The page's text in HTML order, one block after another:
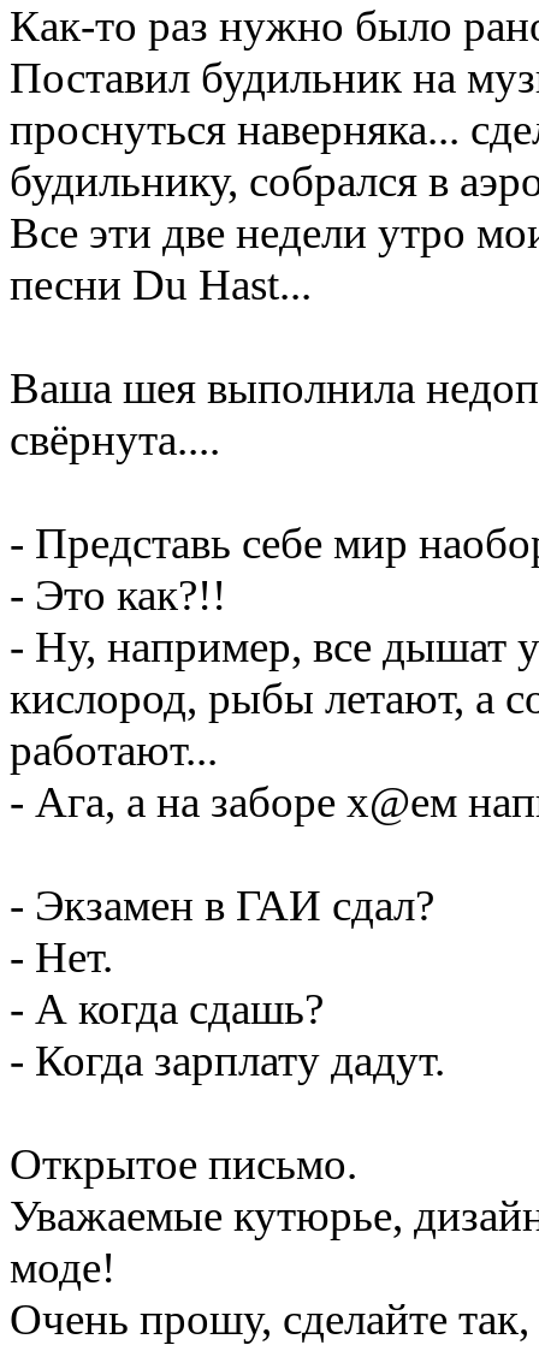
Как-то раз нужно было
Поставил будильник на
проснуться наверняка...
будильнику, собрался в
Все эти две недели утро
песни Du Наst...
Ваша шея выполнила
свёрнута....
- Представь себе мир
- Это как?!!
- Ну, например, все дышат
кислород, рыбы летают, а
работают...
- Ага, а на заборе х@ем
- Экзамен в ГАИ сдал?
- Нет.
- А когда сдашь?
- Когда зарплату дадут.
Открытое письмо.
Уважаемые кутюрье,
моде!
Очень прошу, сделайте